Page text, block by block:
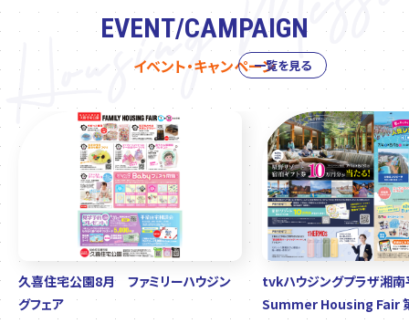
EVENT/CAMPAIGN
イベント・キャンペーン
久喜住宅公園8月 ファミリーハウジン
グフェア
tvkハウジングプラザ湘
Summer Housing Fair
一覧を見る